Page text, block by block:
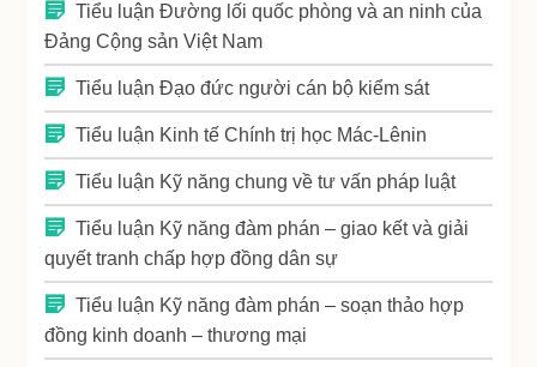
Tiểu luận Đường lối quốc phòng và an ninh của
Đảng Cộng sản Việt Nam
Tiểu luận Đạo đức người cán bộ kiểm sát
Tiểu luận Kinh tế Chính trị học Mác-Lênin
Tiểu luận Kỹ năng chung về tư vấn pháp luật
Tiểu luận Kỹ năng đàm phán – giao kết và giải
quyết tranh chấp hợp đồng dân sự
Tiểu luận Kỹ năng đàm phán – soạn thảo hợp
đồng kinh doanh – thương mại